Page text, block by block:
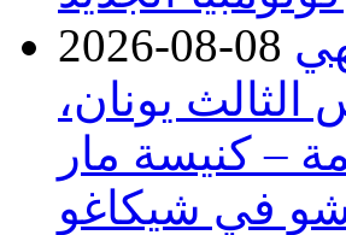
2026-08-08
يونان،
– كنيسة مار
في شيكاغو